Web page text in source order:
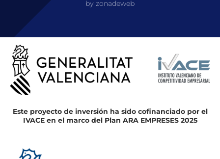
by zonadeweb
Este proyecto de inversión ha sido cofinanciado por el
IVACE en el marco del Plan ARA EMPRESES 2025